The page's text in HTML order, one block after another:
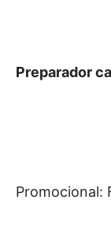
Preparador
Promocional: